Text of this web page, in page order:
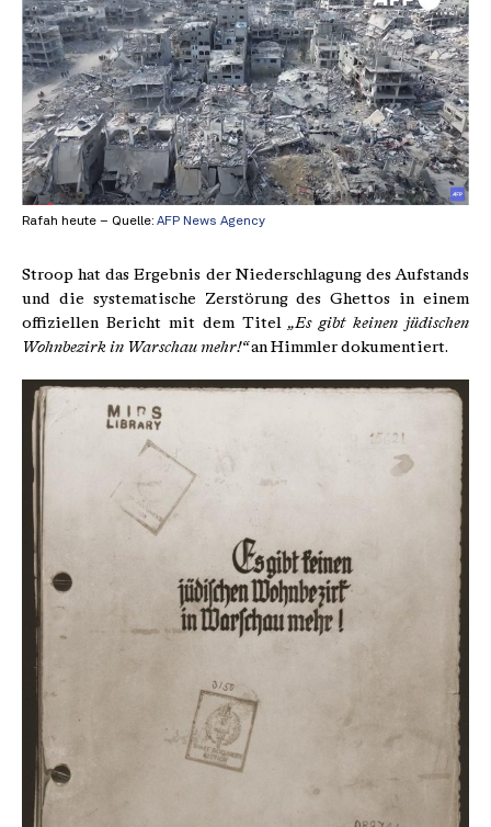
Rafah heute – Quelle: AFP News Agency
Stroop hat das Ergebnis der Niederschlagung des Aufstands
und die systematische Zerstörung des Ghettos in einem
offiziellen Bericht mit dem Titel„Es gibt keinen jüdischen
Wohnbezirk in Warschau mehr!“an Himmler dokumentiert.